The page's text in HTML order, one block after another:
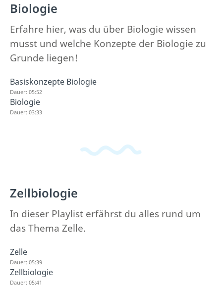
Biologie
Erfahre hier, was du über Biologie wissen
musst und welche Konzepte der Biologie zu
Grunde liegen!
Basiskonzepte Biologie
Dauer: 05:52
Biologie
Dauer: 03:33
Zellbiologie
In dieser Playlist erfährst du alles rund um
das Thema Zelle.
Zelle
Dauer: 05:39
Zellbiologie
Dauer: 05:41